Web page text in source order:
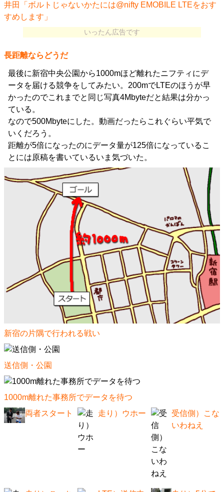
井田「ボルトじゃないかたには@nifty EMOBILE LTEをおす
すめします」
いったん広告です
長距離ならどうだ
最後に新宿中央公園から1000mほど離れたニフティにデ
ータを届ける競争をしてみたい。200mでLTEのほうが早
かったのでこれまでと同じ写真4Mbyteだと結果は分かっ
ている。
なので500Mbyteにした。動画だったらこれぐらい平気で
いくだろう。
距離が5倍になったのにデータ量が125倍になっているこ
とには原稿を書いているいま気づいた。
新宿の片隅で行われる戦い
送信側・公園
1000m離れた事務所でデータを待つ
両者スタート
走り）ウホー
受信側）こな
いわねえ